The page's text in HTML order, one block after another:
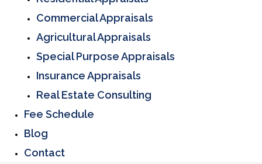
Commercial Appraisals
Agricultural Appraisals
Special Purpose Appraisals
Insurance Appraisals
Real Estate Consulting
Fee Schedule
Blog
Contact